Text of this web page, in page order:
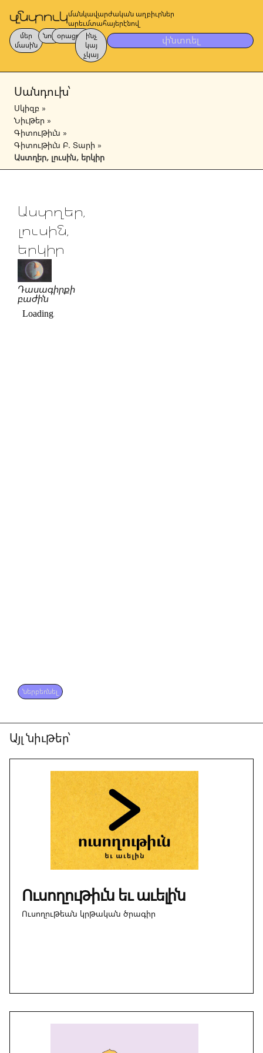
մանկավարժական աղբիւրներ
արեւմտահայերէնով
մեր
մասին
նոր օրացոյց
ինչ
կայ
չկայ
փնտռել
Սանդուխ՝
Սկիզբ »
Նիւթեր »
Գիտութիւն »
Գիտութիւն Բ. Տարի »
Աստղեր, լուսին, երկիր
Աստղեր,
լուսին,
երկիր
Դասագիրքի
բաժին
ներբեռնել
Այլ նիւթեր՝
Ուսողութիւն եւ աւելին
Ուսողութեան կրթական ծրագիր